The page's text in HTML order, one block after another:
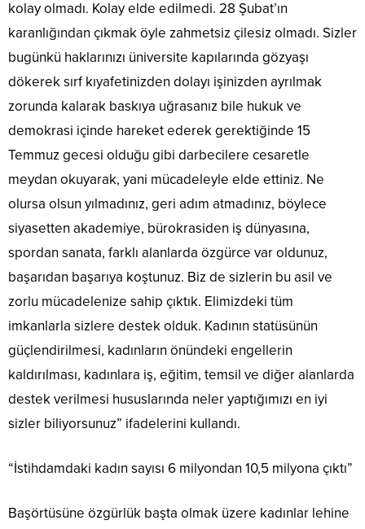
kolay olmadı. Kolay elde edilmedi. 28 Şubat’ın
karanlığından çıkmak öyle zahmetsiz çilesiz olmadı. Sizler
bugünkü haklarınızı üniversite kapılarında gözyaşı
dökerek sırf kıyafetinizden dolayı işinizden ayrılmak
zorunda kalarak baskıya uğrasanız bile hukuk ve
demokrasi içinde hareket ederek gerektiğinde 15
Temmuz gecesi olduğu gibi darbecilere cesaretle
meydan okuyarak, yani mücadeleyle elde ettiniz. Ne
olursa olsun yılmadınız, geri adım atmadınız, böylece
siyasetten akademiye, bürokrasiden iş dünyasına,
spordan sanata, farklı alanlarda özgürce var oldunuz,
başarıdan başarıya koştunuz. Biz de sizlerin bu asil ve
zorlu mücadelenize sahip çıktık. Elimizdeki tüm
imkanlarla sizlere destek olduk. Kadının statüsünün
güçlendirilmesi, kadınların önündeki engellerin
kaldırılması, kadınlara iş, eğitim, temsil ve diğer alanlarda
destek verilmesi hususlarında neler yaptığımızı en iyi
sizler biliyorsunuz” ifadelerini kullandı.
“İstihdamdaki kadın sayısı 6 milyondan 10,5 milyona çıktı”
Başörtüsüne özgürlük başta olmak üzere kadınlar lehine